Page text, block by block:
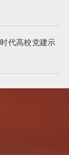
代高校党建示